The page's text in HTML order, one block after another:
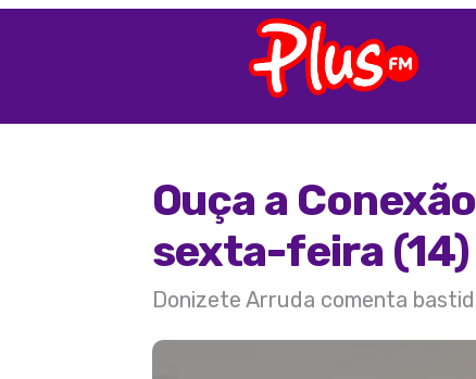
Ouça a
sexta-feira (14)
Donizete Arruda comenta